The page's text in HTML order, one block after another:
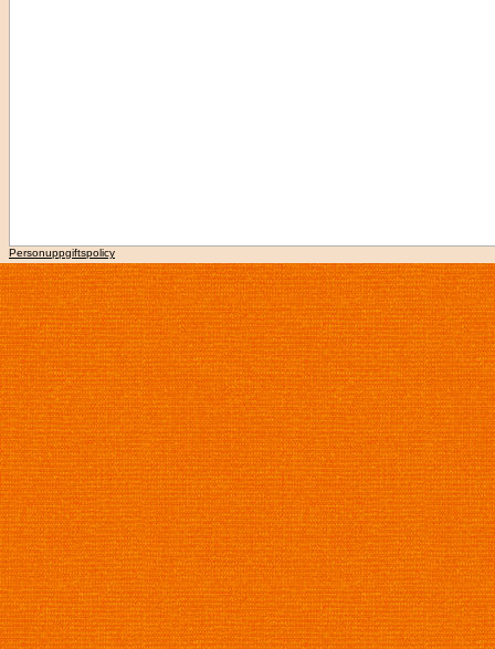
Personuppgiftspolicy